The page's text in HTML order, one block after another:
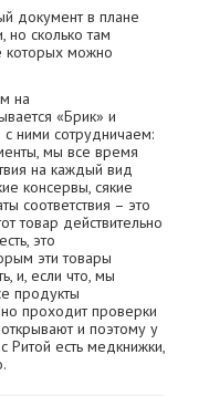
документ в плане
но сколько там
которых можно
на
«Брик» и
ними сотрудничаем:
мы все время
на каждый вид
консервы, сякие
соответствия – это
товар действительно
это
эти товары
и, если что, мы
продукты
проходит проверки
и поэтому у
Ритой есть медкнижки,